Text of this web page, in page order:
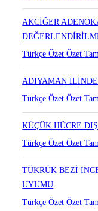
AKCİĞER
Türkçe ÖzetÖzet
ADIYAMAN
Türkçe ÖzetÖzet
KÜÇÜK HÜCRE
Türkçe ÖzetÖzet
TÜKRÜK BEZİ
UYUMU
Türkçe ÖzetÖzet